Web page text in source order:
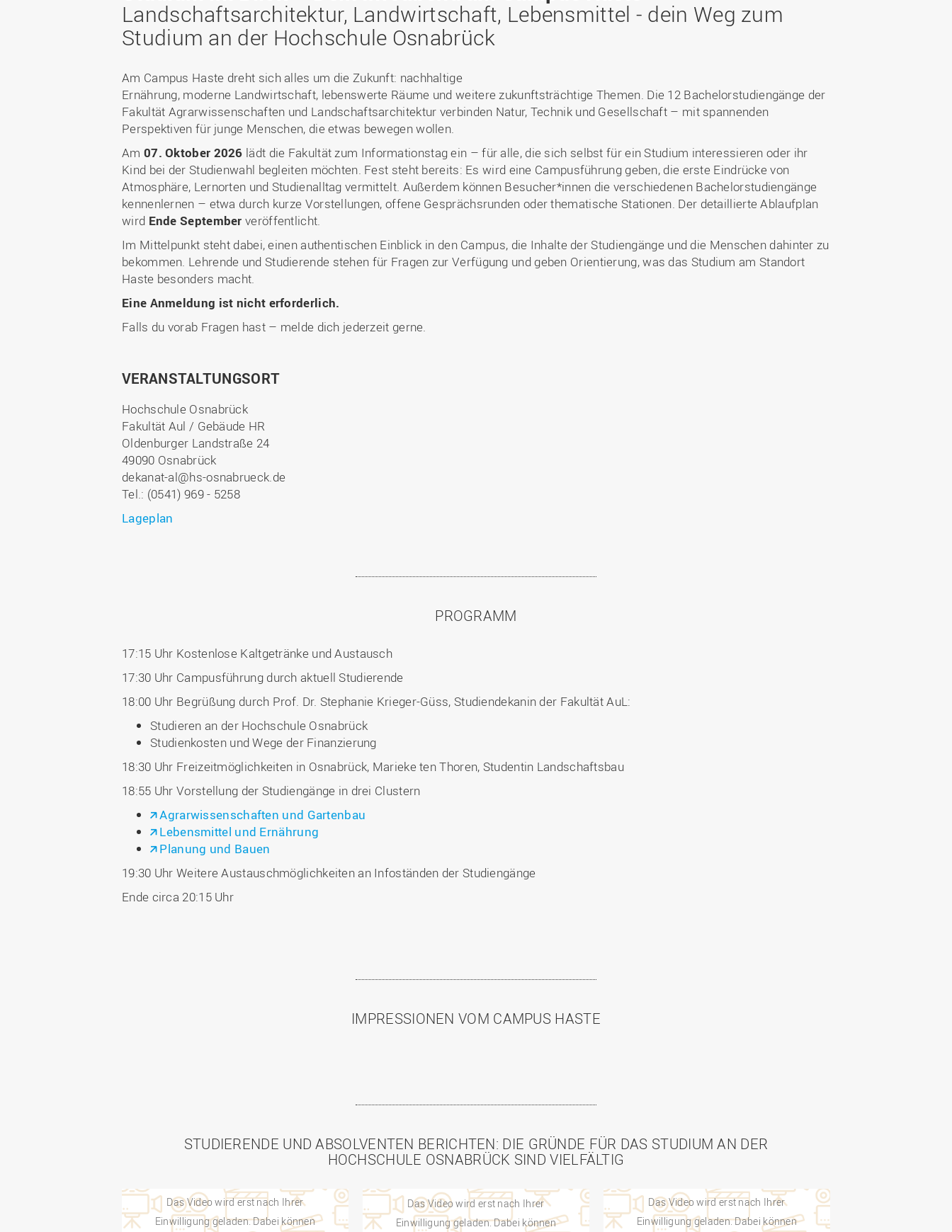
Master
Berufsbegleitend studieren
Weiterbildung
Future Skills
Infos für Erstsemester
Infos für Eltern
Gaststudierende
Sommer- und
Winterprogramme
Outgoing
Deutsch als Fremdsprache
Informationen für
Geflüchtete
Förderung internationaler
Talente (FIT) in Osnabrück
Studienorganisation
Bibliothek
LearningCenter
Mobilität
Das bietet Osnabrück
Das bietet Lingen
Fördermöglichkeiten
Förder-ABC (FAQ)
Praxis
Forschungsdaten
RECHERCHE
Forschungsdatenbank
Ressort-
Laboreinrichtungen und
Versuchsbetriebe
Expertensuche
schwerpunkte
Kompetenzzentren
Netzwerke
INTERNATIONALES
Internationalisierung in der
Forschung
Welcome Center
GROWTH - Innovative
die Praxis
Gründungen | Start-Ups
Veranstaltungen und
Fachtagungen
Förderungen und Preisen
Forschungsbericht
Fördergesellschaft
Deutschlandstipendium
Personalentwicklung
Zusammenarbeit in
NETZWERKE
(HZC)
UAS7
Weiterbildungsverbund
WIR durch die Jahrzehnte
WIR in den Medien und
WIR in Osnabrück und
Lingen: Standort- und
Gebäudepläne
Nachrichten
Veranstaltungen
Ingenieurwissenschaften
und Informatik (IuI)
Institut für Musik (IfM)
Management, Kultur und
Technik (MKT, Campus
Lingen)
Wirtschafts- und
Sozialwissenschaften
(WiSo)
Vertretungen und
Amtsblatt
Landschaftsarchitektur, Landwirtschaft, Lebensmittel - dein Weg zum
Studium an der Hochschule Osnabrück
Am Campus Haste dreht sich alles um die Zukunft: nachhaltige
Ernährung, moderne Landwirtschaft, lebenswerte Räume und weitere zukunftsträchtige Themen. Die 12 Bachelorstudiengänge der
Fakultät Agrarwissenschaften und Landschaftsarchitektur verbinden Natur, Technik und Gesellschaft – mit spannenden
Perspektiven für junge Menschen, die etwas bewegen wollen.
Am 07. Oktober 2026 lädt die Fakultät zum Informationstag ein – für alle, die sich selbst für ein Studium interessieren oder ihr
Kind bei der Studienwahl begleiten möchten. Fest steht bereits: Es wird eine Campusführung geben, die erste Eindrücke von
Atmosphäre, Lernorten und Studienalltag vermittelt. Außerdem können Besucher*innen die verschiedenen Bachelorstudiengänge
kennenlernen – etwa durch kurze Vorstellungen, offene Gesprächsrunden oder thematische Stationen. Der detaillierte Ablaufplan
wird Ende September veröffentlicht.
Im Mittelpunkt steht dabei, einen authentischen Einblick in den Campus, die Inhalte der Studiengänge und die Menschen dahinter zu
bekommen. Lehrende und Studierende stehen für Fragen zur Verfügung und geben Orientierung, was das Studium am Standort
Haste besonders macht.
Eine Anmeldung ist nicht erforderlich.
Falls du vorab Fragen hast – melde dich jederzeit gerne.
VERANSTALTUNGSORT
Hochschule Osnabrück
Fakultät Aul / Gebäude HR
Oldenburger Landstraße 24
49090 Osnabrück
dekanat-al@hs-osnabrueck.de
Tel.: (0541) 969 - 5258
Lageplan
PROGRAMM
17:15 Uhr Kostenlose Kaltgetränke und Austausch
17:30 Uhr Campusführung durch aktuell Studierende
18:00 Uhr Begrüßung durch Prof. Dr. Stephanie Krieger-Güss, Studiendekanin der Fakultät AuL:
Studieren an der Hochschule Osnabrück
Studienkosten und Wege der Finanzierung
18:30 Uhr Freizeitmöglichkeiten in Osnabrück, Marieke ten Thoren, Studentin Landschaftsbau
18:55 Uhr Vorstellung der Studiengänge in drei Clustern
Agrarwissenschaften und Gartenbau
Lebensmittel und Ernährung
Planung und Bauen
19:30 Uhr Weitere Austauschmöglichkeiten an Infoständen der Studiengänge
Ende circa 20:15 Uhr
IMPRESSIONEN VOM CAMPUS HASTE
STUDIERENDE UND ABSOLVENTEN BERICHTEN: DIE GRÜNDE FÜR DAS STUDIUM AN DER
HOCHSCHULE OSNABRÜCK SIND VIELFÄLTIG
Das Video wird erst nach Ihrer
Einwilligung geladen. Dabei können
Das Video wird erst nach Ihrer
Einwilligung geladen. Dabei können
Das Video wird erst nach Ihrer
Einwilligung geladen. Dabei können